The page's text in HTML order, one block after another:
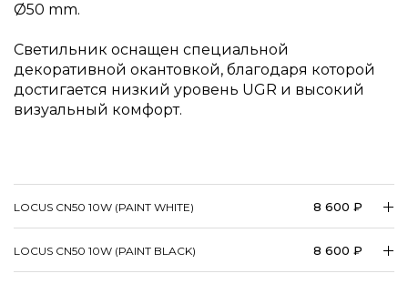
50 mm.
Светильник оснащен специальной
декоративной окантовкой, благодаря которой
достигается низкий уровень UGR и высокий
визуальный комфорт.
LOCUS CN50 10W (PAINT WHITE) 8 600 ₽
LOCUS CN50 10W (PAINT BLACK) 8 600 ₽